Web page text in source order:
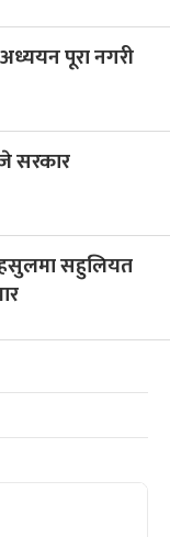
पूरा नगरी
सरकार
सहुलियत